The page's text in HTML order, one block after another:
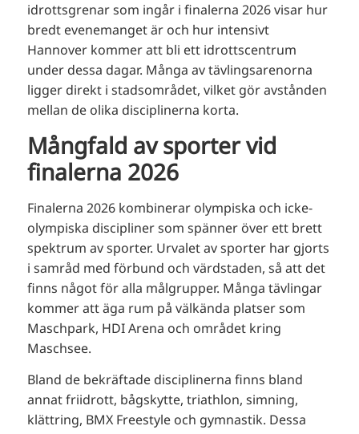
idrottsgrenar som ingår i finalerna 2026 visar hur
bredt evenemanget är och hur intensivt
Hannover kommer att bli ett idrottscentrum
under dessa dagar. Många av tävlingsarenorna
ligger direkt i stadsområdet, vilket gör avstånden
mellan de olika disciplinerna korta.
Mångfald av sporter vid
finalerna 2026
Finalerna 2026 kombinerar olympiska och icke-
olympiska discipliner som spänner över ett brett
spektrum av sporter. Urvalet av sporter har gjorts
i samråd med förbund och värdstaden, så att det
finns något för alla målgrupper. Många tävlingar
kommer att äga rum på välkända platser som
Maschpark, HDI Arena och området kring
Maschsee.
Bland de bekräftade disciplinerna finns bland
annat friidrott, bågskytte, triathlon, simning,
klättring, BMX Freestyle och gymnastik. Dessa